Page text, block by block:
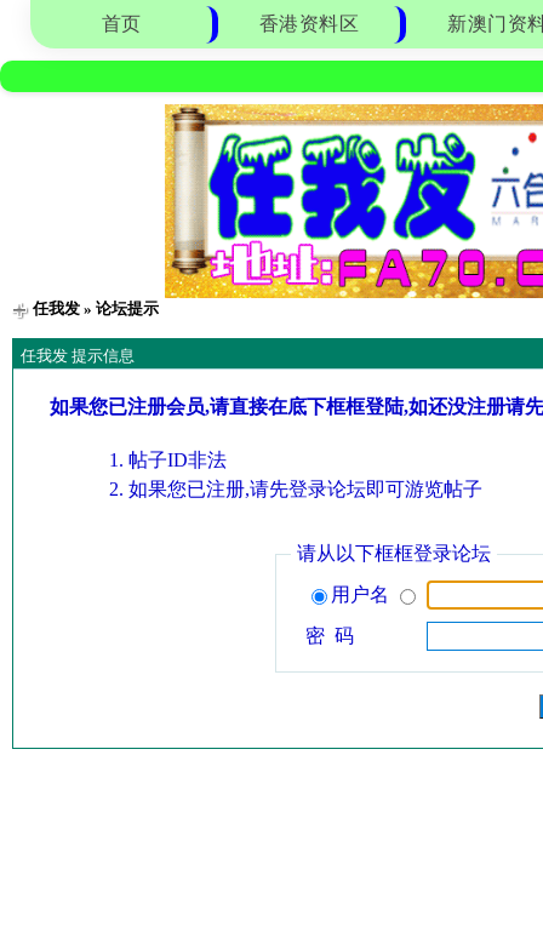
首页 香港资料区 新澳门资
任我发» 论坛提示
任我发 提示信息
如果您已注册会员,请直接在底下框框登陆,如还没注册请
帖子ID非法
如果您已注册,请先登录论坛即可游览帖子
请从以下框框登录论坛
用户名
密 码